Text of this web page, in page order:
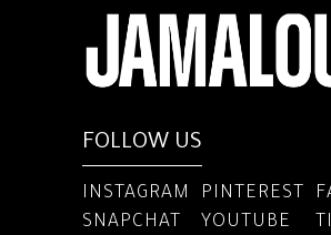
FOLLOW US
INSTAGRAM PINTEREST
SNAPCHAT
YOUTUBE